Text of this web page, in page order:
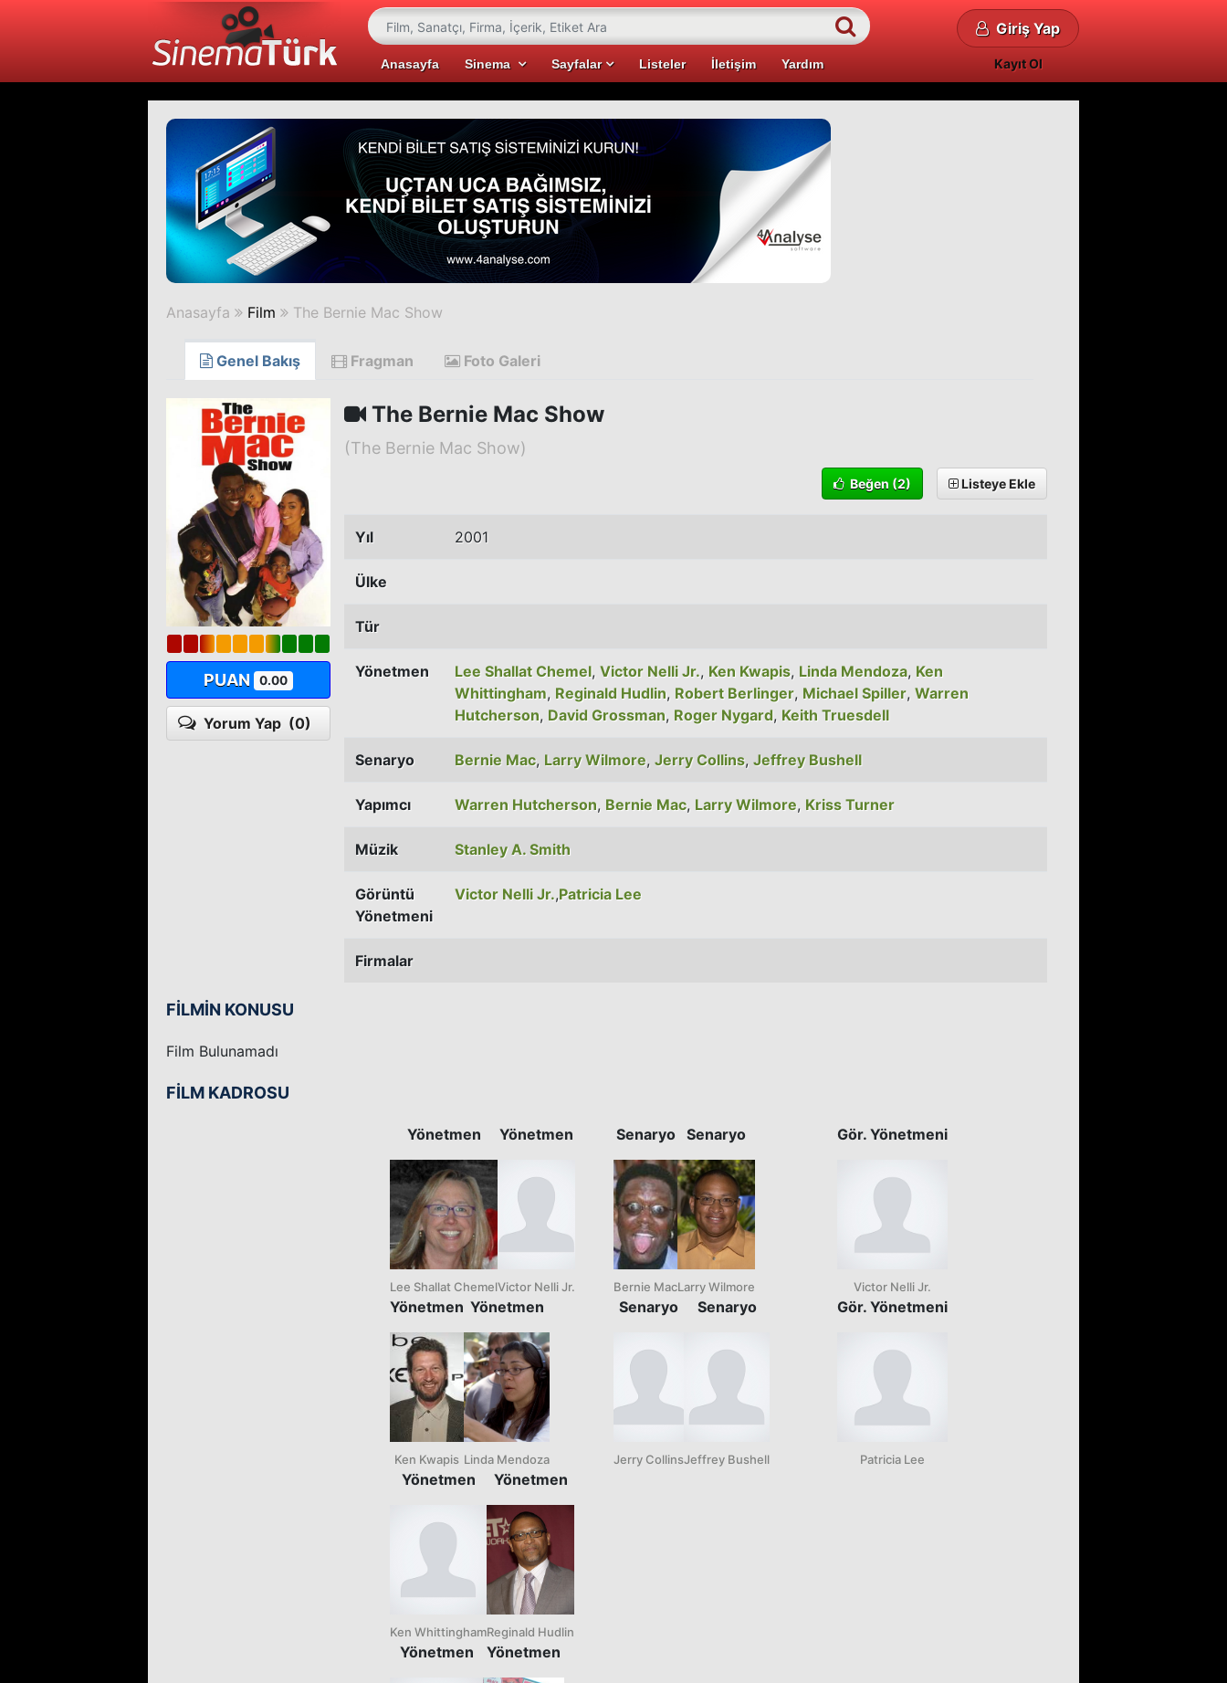
Anasayfa Sinema Sayfalar Listeler İletişim Yardım
Giriş Yap
Kayıt Ol
Anasayfa Film The Bernie Mac Show
Genel Bakış Fragman Foto Galeri
PUAN 0.00
Yorum Yap (0)
The Bernie Mac Show
(The Bernie Mac Show)
Beğen (2) Listeye Ekle
Yıl 2001
Ülke
Tür
Yönetmen Lee Shallat Chemel, Victor Nelli Jr., Ken Kwapis, Linda Mendoza, Ken
Whittingham, Reginald Hudlin, Robert Berlinger, Michael Spiller, Warren
Hutcherson, David Grossman, Roger Nygard, Keith Truesdell
Senaryo Bernie Mac, Larry Wilmore, Jerry Collins, Jeffrey Bushell
Yapımcı Warren Hutcherson, Bernie Mac, Larry Wilmore, Kriss Turner
Müzik Stanley A. Smith
Görüntü
Yönetmeni
Victor Nelli Jr.,Patricia Lee
Firmalar
FİLMİN KONUSU
Film Bulunamadı
FİLM KADROSU
Yönetmen
Lee Shallat Chemel
Yönetmen
Victor Nelli Jr.
Yönetmen
Ken Kwapis
Yönetmen
Linda Mendoza
Yönetmen
Ken Whittingham
Yönetmen
Reginald Hudlin
Yönetmen Yönetmen
Senaryo
Bernie Mac
Senaryo
Larry Wilmore
Senaryo
Jerry Collins
Senaryo
Jeffrey Bushell
Gör. Yönetmeni
Victor Nelli Jr.
Gör. Yönetmeni
Patricia Lee